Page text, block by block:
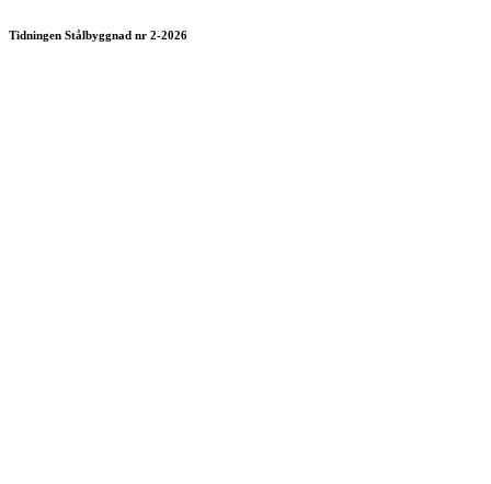
Tidningen Stålbyggnad nr 2-2026